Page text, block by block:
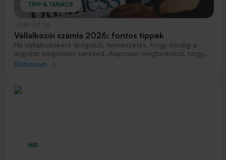
TIPP & TANÁCS
Vállalkozói számla 2026: fontos tippek
Ha vállalkozóként dolgozol, természetes, hogy mindig a
legjobb megoldást keresed. Alaposan megfontolod, hogy
kik legyenek a munkatársaid, hogy milyen alapanyagból
legyenek a pénzügyei – ehhez pedig elengedhetetlen egy
jó vállalkozói számla. Összegyűjtöttünk 10 fontos tippet,
Elolvasom
HÍR